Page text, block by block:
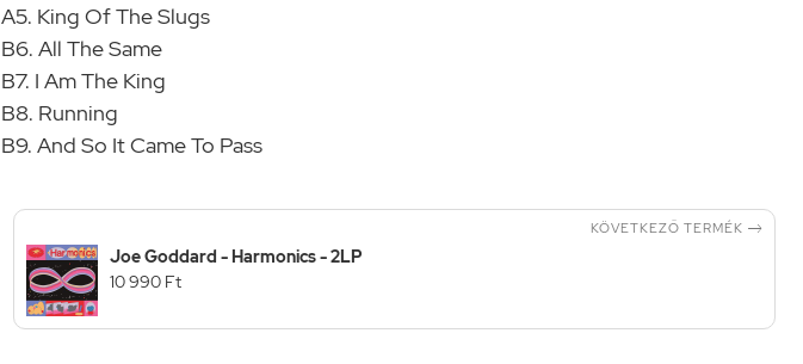
A5. King Of The Slugs
B6. All The Same
B7. I Am The King
B8. Running
B9. And So It Came To Pass
KÖVETKEZŐ TERMÉK 
Joe Goddard - Harmonics - 2LP
10 990 Ft